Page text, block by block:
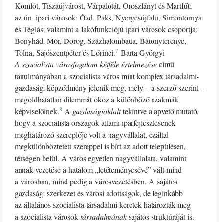
Komlót, Tiszaújvárost, Várpalotát, Oroszlányt és Martfűt;
az ún. ipari városok: Ózd, Paks, Nyergesújfalu, Simontornya
és Téglás; valamint a lakófunkciójú ipari városok csoportja:
Bonyhád, Mór, Dorog, Százhalombatta, Bátonyterenye,
Tolna, Sajószentpéter és Lőrinci.7 Barta Györgyi
A szocialista városfogalom kétféle értelmezésecímű
tanulmányában a szocialista város mint komplex társadalmi-
gazdasági képződmény jelenik meg, mely – a szerző szerint –
megoldhatatlan dilemmát okoz a különböző szakmák
képviselőinek.8 A gazdaságioldalttekintve alapvető mutató,
hogy a szocialista országok állami iparfejlesztésének
meghatározó szereplője volt a nagyvállalat, ezáltal
megkülönböztetett szereppel is bírt az adott településen,
térségen belül. A város egyetlen nagyvállalata, valamint
annak vezetése a hatalom „letéteményesévé” vált mind
a városban, mind pedig a városvezetésben. A sajátos
gazdasági szerkezet és városi adottságok, de leginkább
az általános szocialista társadalmi keretek határozták meg
a szocialista városoktársadalmánaksajátos struktúráját is.